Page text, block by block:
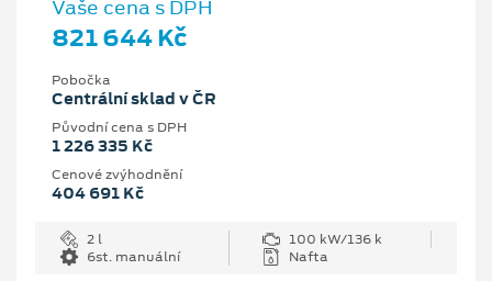
Vaše cena s DPH
821 644 Kč
Pobočka
Centrální sklad v ČR
Původní cena s DPH
1 226 335 Kč
Cenové zvýhodnění
404 691 Kč
2 l
100 kW/136 k
6st. manuální
Nafta